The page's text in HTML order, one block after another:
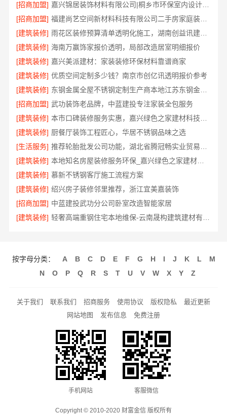
[招商加盟]
嘉兴锦居装饰材料有限公司|桐乡市环保室内设计口碑之选
[招商加盟]
福建尚艺空间新材料科技有限公司二手房家庭装修口碑优选整体落地
[建筑装修]
雨花区装修预算清单透明化施工，湖南创益讯建筑有限公司
[建筑装修] 海南万赢饰家报价透明，局部改造居室明细报价
[建筑装修] 嘉兴美派建材：家装装修环保材料靠谱商家
[建筑装修] 优质空间定制多少钱？南京市创亿讯透明报价参考
[建筑装修]
东钢金属全屋不锈钢定制生产商本地江苏东钢金属科技有限公司
[招商加盟] 武功装饰老品牌，中蓝建投专注家装全包服务
[建筑装修]
[建筑装修] 厨餐厅装饰工程匠心，华居不锈钢品味之选
[生活服务]
[建筑装修]
本地知名房屋装修服务环保_嘉兴绿色之家建材科技有限公司
[建筑装修] 慕新不锈钢客厅施工流程方案
[建筑装修] 绍兴房子装修邻里推荐，浙江宜美嘉装饰
[招商加盟] 中蓝建投武功分公司卧室改造智能家居
[建筑装修]
按字母分类： A B C D E F G H I J K L
M
N
O P Q R S T U V W X Y Z
关于我们 联系我们 招商服务 使用协议 版权隐私
最近更新
网站地图
发布信息 免费注册
手机网站 客服微信
Copyright © 2010-2020 财富金信 版权所有